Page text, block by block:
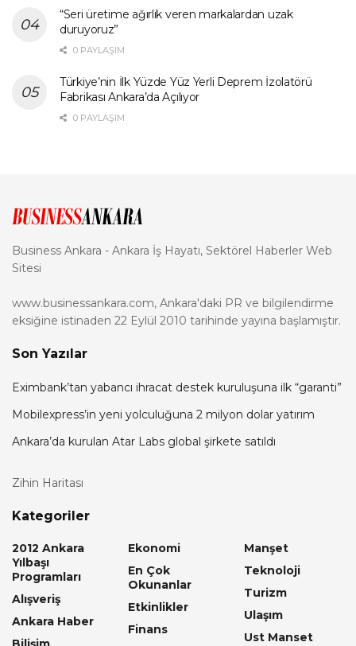
“Seri üretime ağırlık veren markalardan uzak
duruyoruz”
0 PAYLAŞIM
Türkiye’nin İlk Yüzde Yüz Yerli Deprem İzolatörü
Fabrikası Ankara’da Açılıyor
0 PAYLAŞIM
Business Ankara - Ankara İş Hayatı, Sektörel Haberler Web
Sitesi
www.businessankara.com, Ankara'daki PR ve bilgilendirme
eksiğine istinaden 22 Eylül 2010 tarihinde yayına başlamıştır.
Son Yazılar
Eximbank’tan yabancı ihracat destek kuruluşuna ilk “garanti”
Mobilexpress’in yeni yolculuğuna 2 milyon dolar yatırım
Ankara’da kurulan Atar Labs global şirkete satıldı
Zihin Haritası
Kategoriler
2012 Ankara
Yılbaşı
Programları
Alışveriş
Ankara Haber
Ekonomi
En Çok
Okunanlar
Etkinlikler
Finans
Manşet
Teknoloji
Turizm
Ulaşım
Ust Manset